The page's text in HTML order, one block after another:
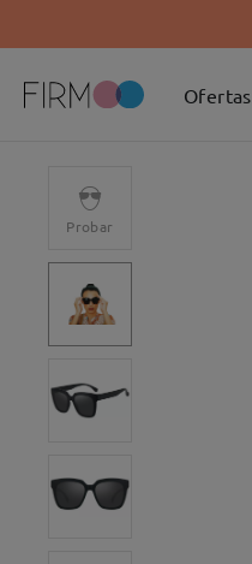
Ofertas
Probar